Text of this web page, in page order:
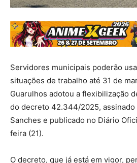
Servidores municipais poderão
situações de trabalho até 31 de
Guarulhos adotou a flexibilização
do decreto 42.344/2025,
Sanches e publicado no Diário
feira (21).
O decreto, que já está em vigor,